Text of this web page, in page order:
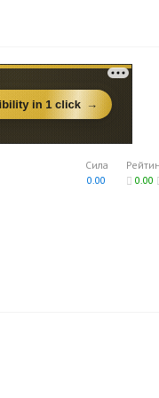
0.00
Сила
0.00